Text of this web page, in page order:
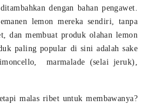
dengan bahan pengawet.
lemon mereka sendiri, tanpa
dan membuat produk olahan lemon
paling popular di sini adalah sake
marmalade (selai jeruk),
malas ribet untuk membawanya?